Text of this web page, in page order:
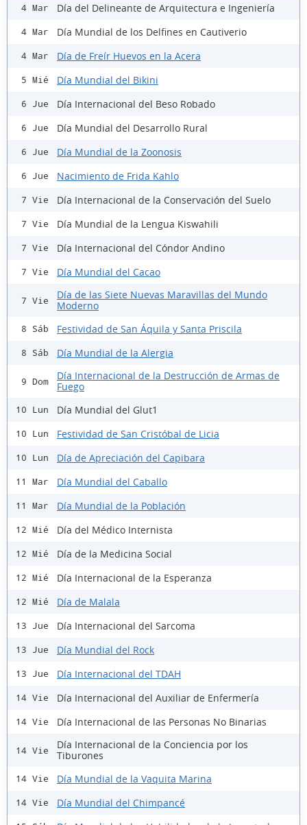
4 Mar Día del Delineante de Arquitectura e Ingeniería
4 Mar Día Mundial de los Delfines en Cautiverio
4 Mar Día de Freír Huevos en la Acera
5 Mié Día Mundial del Bikini
6 Jue Día Internacional del Beso Robado
6 Jue Día Mundial del Desarrollo Rural
6 Jue Día Mundial de la Zoonosis
6 Jue Nacimiento de Frida Kahlo
7 Vie Día Internacional de la Conservación del Suelo
7 Vie Día Mundial de la Lengua Kiswahili
7 Vie Día Internacional del Cóndor Andino
7 Vie Día Mundial del Cacao
7 Vie
Día de las Siete Nuevas Maravillas del Mundo
Moderno
8 Sáb Festividad de San Áquila y Santa Priscila
8 Sáb Día Mundial de la Alergia
9 Dom
Día Internacional de la Destrucción de Armas de
Fuego
10 Lun Día Mundial del Glut1
10 Lun Festividad de San Cristóbal de Licia
10 Lun Día de Apreciación del Capibara
11 Mar Día Mundial del Caballo
11 Mar Día Mundial de la Población
12 Mié Día del Médico Internista
12 Mié Día de la Medicina Social
12 Mié Día Internacional de la Esperanza
12 Mié Día de Malala
13 Jue Día Internacional del Sarcoma
13 Jue Día Mundial del Rock
13 Jue Día Internacional del TDAH
14 Vie Día Internacional del Auxiliar de Enfermería
14 Vie Día Internacional de las Personas No Binarias
14 Vie
Día Internacional de la Conciencia por los
Tiburones
14 Vie Día Mundial de la Vaquita Marina
14 Vie Día Mundial del Chimpancé